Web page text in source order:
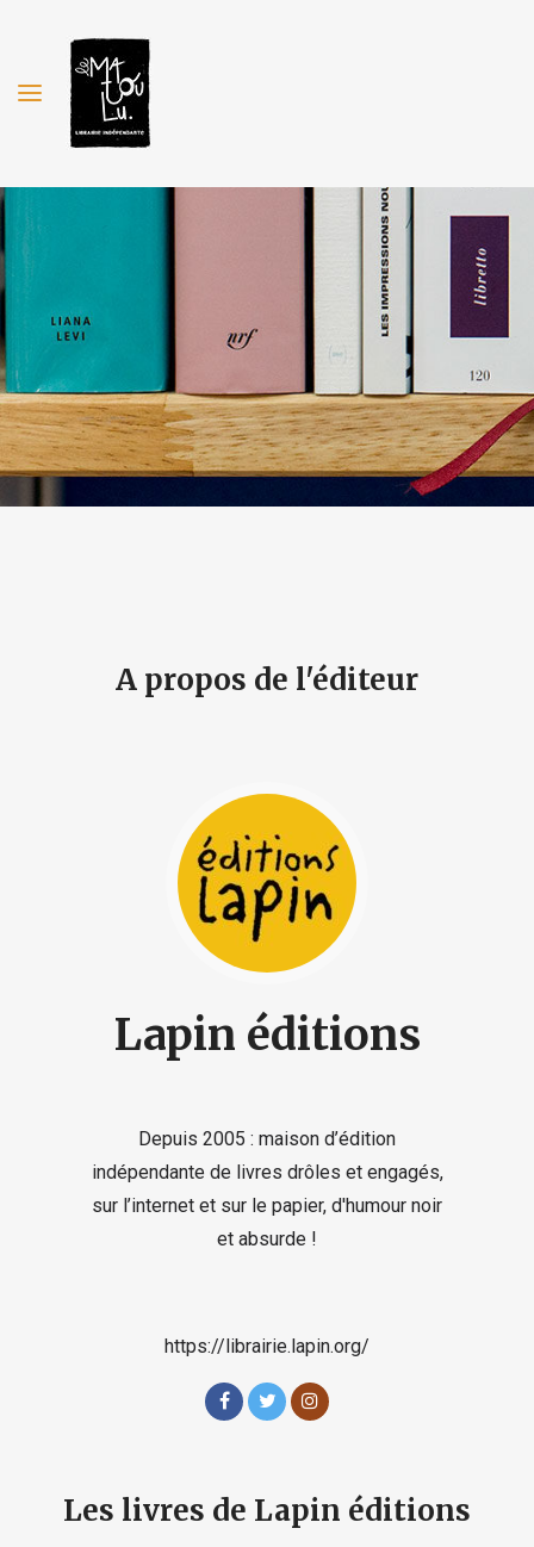
A propos de l'éditeur
Lapin éditions
Depuis 2005 : maison d’édition
indépendante de livres drôles et engagés,
sur l’internet et sur le papier, d'humour noir
et absurde !
https://librairie.lapin.org/
Les livres de Lapin éditions